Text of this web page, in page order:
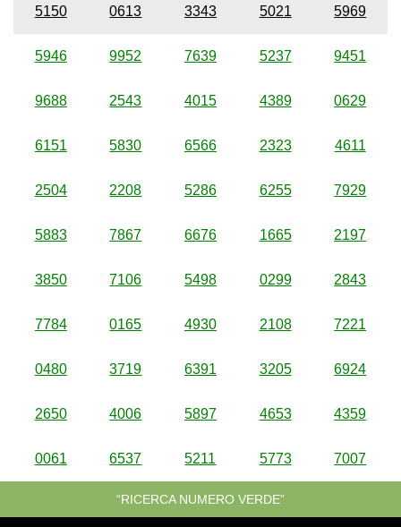
5150 0613 3343 5021 5969
5946 9952 7639 5237 9451
9688 2543 4015 4389 0629
6151 5830 6566 2323 4611
2504 2208 5286 6255 7929
5883 7867 6676 1665 2197
3850 7106 5498 0299 2843
7784 0165 4930 2108 7221
0480 3719 6391 3205 6924
2650 4006 5897 4653 4359
0061 6537 5211 5773 7007
“RICERCA NUMERO VERDE”